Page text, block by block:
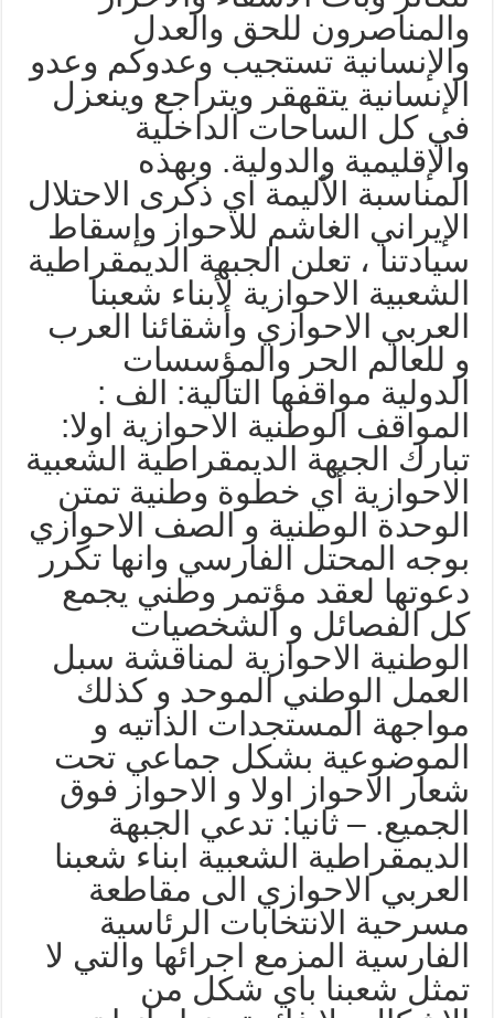
للحق والعدل
تستجيب وعدوكم وعدو
يتقهقر ويتراجع وينعزل
كل الساحات الداخلية
والدولية. وبهذه
الأليمة اي ذكرى الاحتلال
الغاشم للاحواز وإسقاط
، تعلن الجبهة الديمقراطية
الاحوازية لأبناء شعبنا
الاحوازي وأشقائنا العرب
للعالم الحر والمؤسسات
مواقفها التالية: الف :
الوطنية الاحوازية اولا:
الجبهة الديمقراطية الشعبية
أي خطوة وطنية تمتن
الوطنية و الصف الاحوازي
المحتل الفارسي وانها تكرر
لعقد مؤتمر وطني يجمع
الفصائل و الشخصيات
الاحوازية لمناقشة سبل
الوطني الموحد و كذلك
المستجدات الذاتيه و
بشكل جماعي تحت
الاحواز اولا و الاحواز فوق
– ثانيا: تدعي الجبهة
الشعبية ابناء شعبنا
الاحوازي الى مقاطعة
الانتخابات الرئاسية
المزمع اجرائها والتي لا
شعبنا باي شكل من